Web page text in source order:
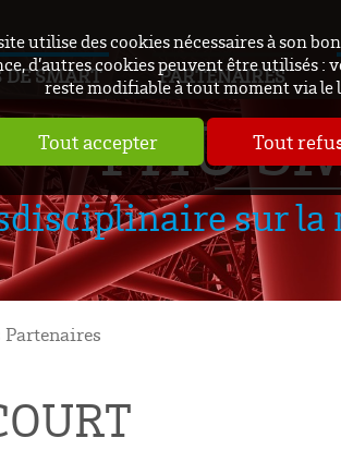
utilise des cookies nécessaires à son
d’autres cookies peuvent être utilisés :
reste modifiable à tout moment via le
Tout accepter Tout
DE SMART PARTENAIRES
FHU
sur la